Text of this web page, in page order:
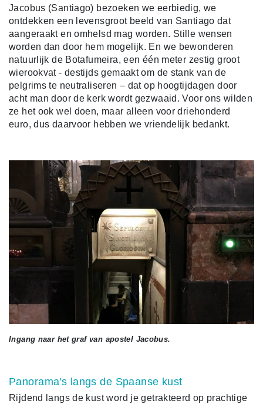
Jacobus (Santiago) bezoeken we eerbiedig, we
ontdekken een levensgroot beeld van Santiago dat
aangeraakt en omhelsd mag worden. Stille wensen
worden dan door hem mogelijk. En we bewonderen
natuurlijk de Botafumeira, een één meter zestig groot
wierookvat - destijds gemaakt om de stank van de
pelgrims te neutraliseren – dat op hoogtijdagen door
acht man door de kerk wordt gezwaaid. Voor ons wilden
ze het ook wel doen, maar alleen voor driehonderd
euro, dus daarvoor hebben we vriendelijk bedankt.
Ingang naar het graf van apostel Jacobus.
Panorama's langs de Spaanse kust
Rijdend langs de kust word je getrakteerd op prachtige